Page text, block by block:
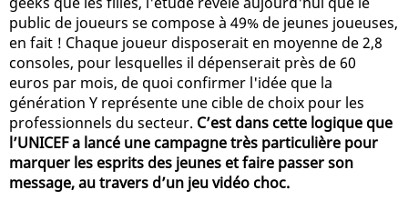
public de joueurs se compose à 49% de jeunes joueuses,
en fait ! Chaque joueur disposerait en moyenne de 2,8
consoles, pour lesquelles il dépenserait près de 60
euros par mois, de quoi confirmer l'idée que la
génération Y représente une cible de choix pour les
professionnels du secteur. C’est dans cette logique que
l’UNICEF a lancé une campagne très particulière pour
marquer les esprits des jeunes et faire passer son
message, au travers d’un jeu vidéo choc.